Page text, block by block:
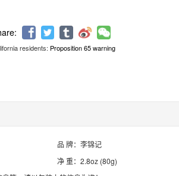
residents: Proposition 65 warning
品 牌：李锦记
净 重：2.8oz (80g)